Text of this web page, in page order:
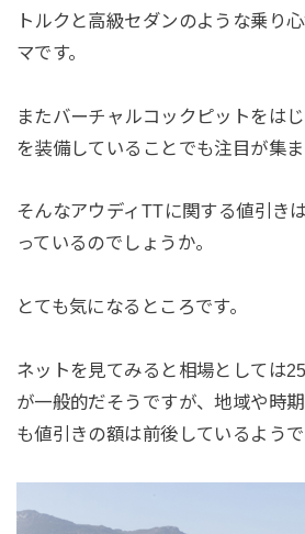
トルクと高級セダンのような乗り
マです。
またバーチャルコックピットをは
を装備していることでも注目が集ま
そんなアウディTTに関する値引き
っているのでしょうか。
とても気になるところです。
ネットを見てみると相場としては
が一般的だそうですが、地域や時
も値引きの額は前後しているようで